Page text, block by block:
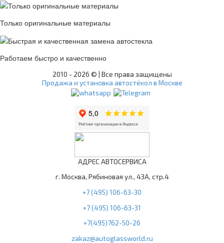
Только оригинальные материалы
Работаем быстро и качественно
2010 - 2026 © | Все права защищены
Продажа и установка автостёкол в Москве
АДРЕС АВТОСЕРВИСА
г. Москва, Рябиновая ул., 43А, стр.4
+7 (495) 106-63-30
+7 (495) 106-63-31
+7(495)762-50-26
zakaz@autoglassworld.ru